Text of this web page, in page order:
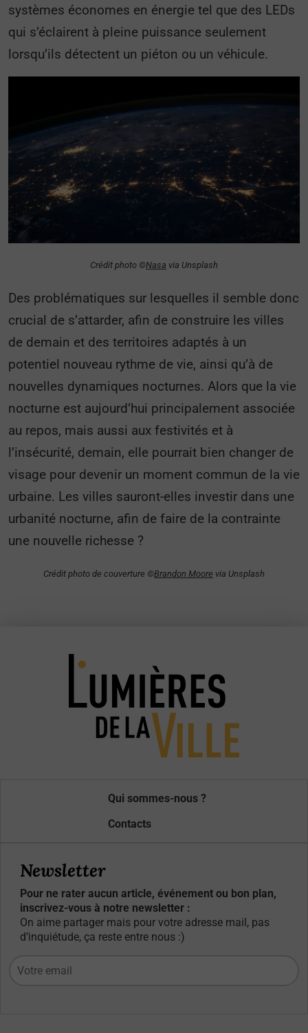
systèmes économes en énergie tel que des LEDs
qui s’éclairent à pleine puissance seulement
lorsqu’ils détectent un piéton ou un véhicule.
Crédit photo ©Nasa via Unsplash
Des problématiques sur lesquelles il semble donc
crucial de s’attarder, afin de construire les villes
de demain et des territoires adaptés à un
potentiel nouveau rythme de vie, ainsi qu’à de
nouvelles dynamiques nocturnes. Alors que la vie
nocturne est aujourd’hui principalement associée
au repos, mais aussi aux festivités et à
l’insécurité, demain, elle pourrait bien changer de
visage pour devenir un moment commun de la vie
urbaine. Les villes sauront-elles investir dans une
urbanité nocturne, afin de faire de la contrainte
une nouvelle richesse ?
Crédit photo de couverture ©Brandon Moore via Unsplash
Qui sommes-nous ?
Contacts
Newsletter
Pour ne rater aucun article, événement ou bon plan,
inscrivez-vous à notre newsletter :
On aime partager mais pour votre adresse mail, pas
d’inquiétude, ça reste entre nous :)